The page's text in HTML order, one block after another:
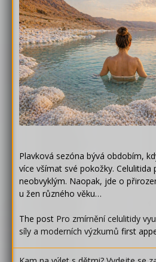
Plavková sezóna bývá obdobím,
více všímat své pokožky. Celulitida
neobvyklým. Naopak, jde o
u žen různého věku…
The post Pro zmírnění celulitidy
síly a moderních výzkumů first